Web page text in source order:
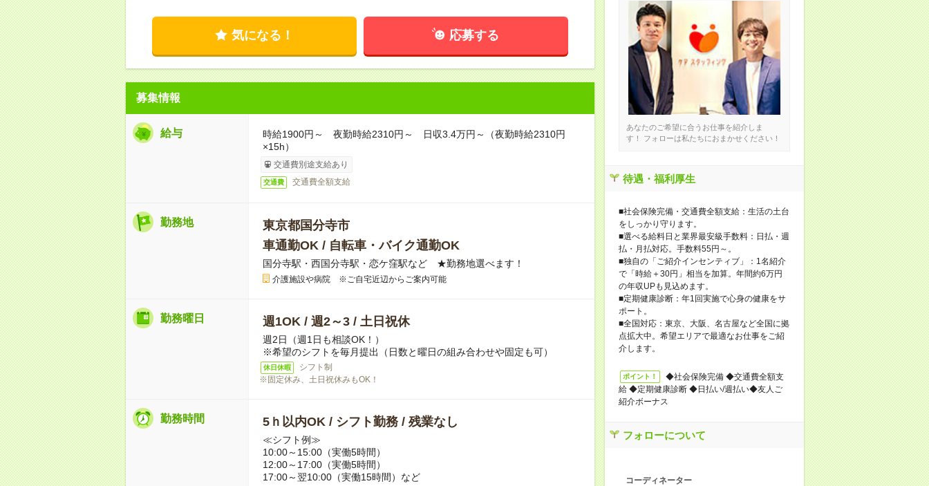
気になる！ 応募する
募集情報
給与
時給1900円～ 夜勤時給2310円～ 日収3.4万円～（夜勤時給2310円
×15h）
交通費別途支給あり
交通費 交通費全額支給
勤務地
東京都国分寺市
車通勤OK / 自転車・バイク通勤OK
国分寺駅・西国分寺駅・恋ケ窪駅など ★勤務地選べます！
介護施設や病院 ※ご自宅近辺からご案内可能
勤務曜日 週1OK / 週2～3 / 土日祝休
週2日（週1日も相談OK！）
※希望のシフトを毎月提出（日数と曜日の組み合わせや固定も可）
休日休暇
シフト制
※固定休み、土日祝休みもOK！
勤務時間 5ｈ以内OK / シフト勤務 / 残業なし
≪シフト例≫
10:00～15:00（実働5時間）
12:00～17:00（実働5時間）
17:00～翌10:00（実働15時間）など
あなたのご希望に合うお仕事を紹介しま
す！ フォローは私たちにおまかせください！
待遇・福利厚生
■社会保険完備・交通費全額支給：生活の土台
をしっかり守ります。
■選べる給料日と業界最安級手数料：日払・週
払・月払対応。手数料55円～。
■独自の「ご紹介インセンティブ」：1名紹介
で「時給＋30円」相当を加算。年間約6万円
の年収UPも見込めます。
■定期健康診断：年1回実施で心身の健康をサ
ポート。
■全国対応：東京、大阪、名古屋など全国に拠
点拡大中。希望エリアで最適なお仕事をご紹
介します。
ポイント！
◆社会保険完備 ◆交通費全額支
給 ◆定期健康診断 ◆日払い/週払い◆友人ご
紹介ボーナス
フォローについて
コーディネーター